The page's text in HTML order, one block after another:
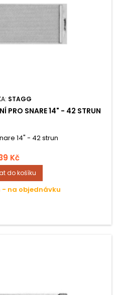
STAGG
PRO SNARE 14" - 42 STRUN
14" - 42 strun
Kč
do košíku
- na objednávku